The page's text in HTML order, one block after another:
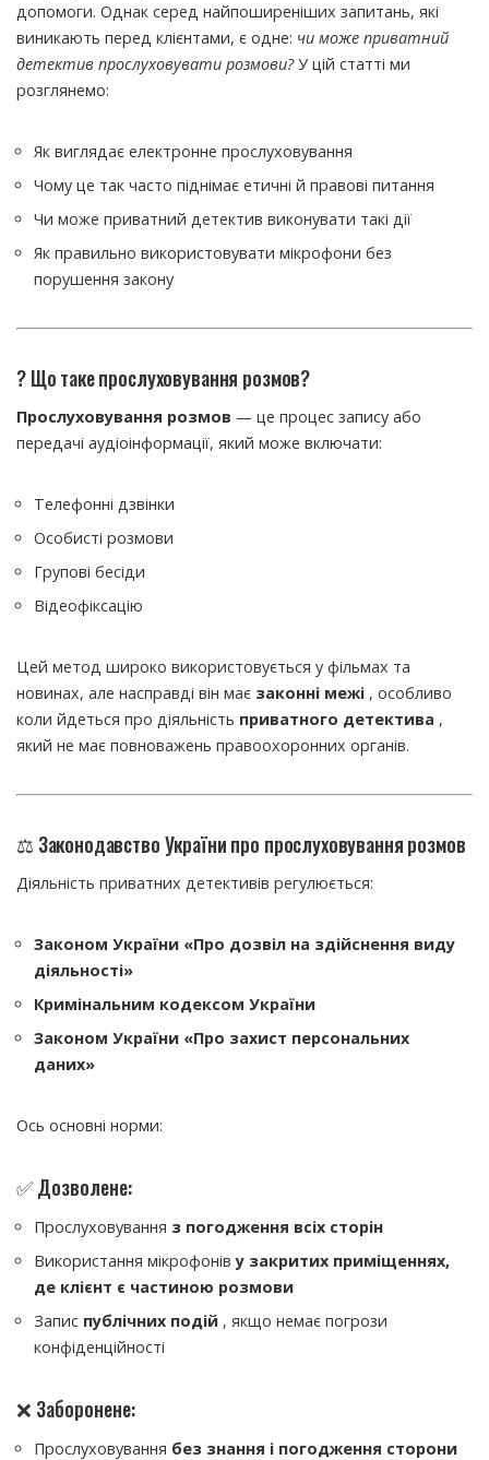
допомоги. Однак серед найпоширеніших запитань, які
виникають перед клієнтами, є одне: чи може приватний
детектив прослуховувати розмови?У цій статті ми
розглянемо:
Як виглядає електронне прослуховування
Чому це так часто піднімає етичні й правові питання
Чи може приватний детектив виконувати такі дії
Як правильно використовувати мікрофони без
порушення закону
?️ Що таке прослуховування розмов?
Прослуховування розмов — це процес запису або
передачі аудіоінформації, який може включати:
Телефонні дзвінки
Особисті розмови
Групові бесіди
Відеофіксацію
Цей метод широко використовується у фільмах та
новинах, але насправді він має законні межі , особливо
коли йдеться про діяльність приватного детектива ,
який не має повноважень правоохоронних органів.
⚖️ Законодавство України про прослуховування розмов
Діяльність приватних детективів регулюється:
Законом України «Про дозвіл на здійснення виду
діяльності»
Кримінальним кодексом України
Законом України «Про захист персональних
даних»
Ось основні норми:
✅ Дозволене:
Прослуховування з погодження всіх сторін
Використання мікрофоніву закритих приміщеннях,
де клієнт є частиною розмови
Запис публічних подій , якщо немає погрози
конфіденційності
❌ Заборонене:
Прослуховування без знання і погодження сторони